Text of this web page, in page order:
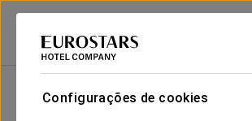
Configurações de cookies
Eurostars Hotel Company